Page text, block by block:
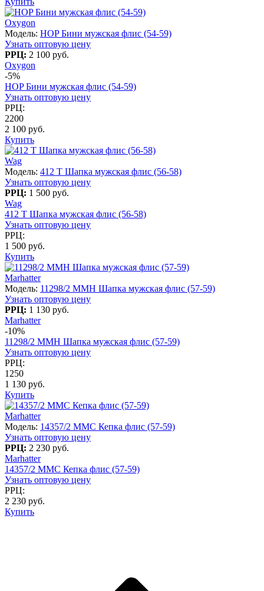
Oxygon
Модель: HOP Бини мужская флис (54-59)
Узнать оптовую цену
РРЦ: 2 100 руб.
Oxygon
-5%
HOP Бини мужская флис (54-59)
Узнать оптовую цену
РРЦ:
2200
2 100 руб.
Купить
Wag
Модель: 412 T Шапка мужская флис (56-58)
Узнать оптовую цену
РРЦ: 1 500 руб.
Wag
412 T Шапка мужская флис (56-58)
Узнать оптовую цену
РРЦ:
1 500 руб.
Купить
Marhatter
Модель: 11298/2 MMH Шапка мужская флис (57-59)
Узнать оптовую цену
РРЦ: 1 130 руб.
Marhatter
-10%
11298/2 MMH Шапка мужская флис (57-59)
Узнать оптовую цену
РРЦ:
1250
1 130 руб.
Купить
Marhatter
Модель: 14357/2 MMC Кепка флис (57-59)
Узнать оптовую цену
РРЦ: 2 230 руб.
Marhatter
14357/2 MMC Кепка флис (57-59)
Узнать оптовую цену
РРЦ:
2 230 руб.
Купить